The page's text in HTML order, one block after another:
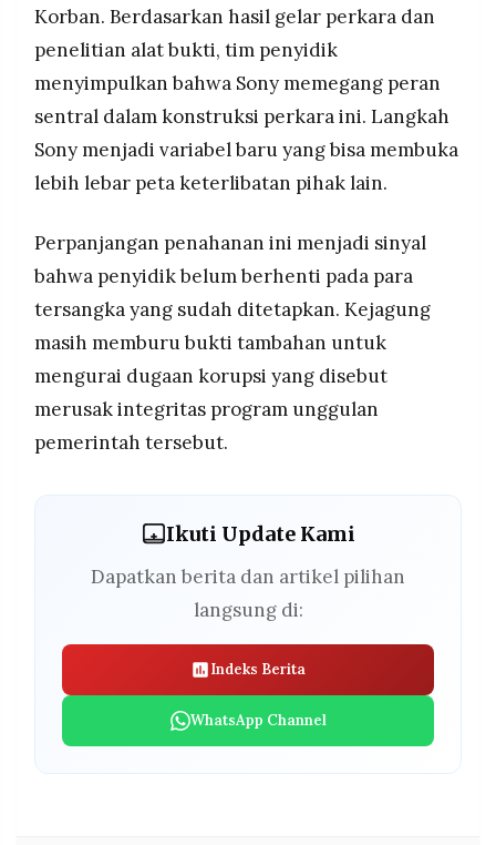
Korban. Berdasarkan hasil gelar perkara dan
penelitian alat bukti, tim penyidik
menyimpulkan bahwa Sony memegang peran
sentral dalam konstruksi perkara ini. Langkah
Sony menjadi variabel baru yang bisa membuka
lebih lebar peta keterlibatan pihak lain.
Perpanjangan penahanan ini menjadi sinyal
bahwa penyidik belum berhenti pada para
tersangka yang sudah ditetapkan. Kejagung
masih memburu bukti tambahan untuk
mengurai dugaan korupsi yang disebut
merusak integritas program unggulan
pemerintah tersebut.
Ikuti Update Kami
Dapatkan berita dan artikel pilihan
langsung di:
Indeks Berita
WhatsApp Channel